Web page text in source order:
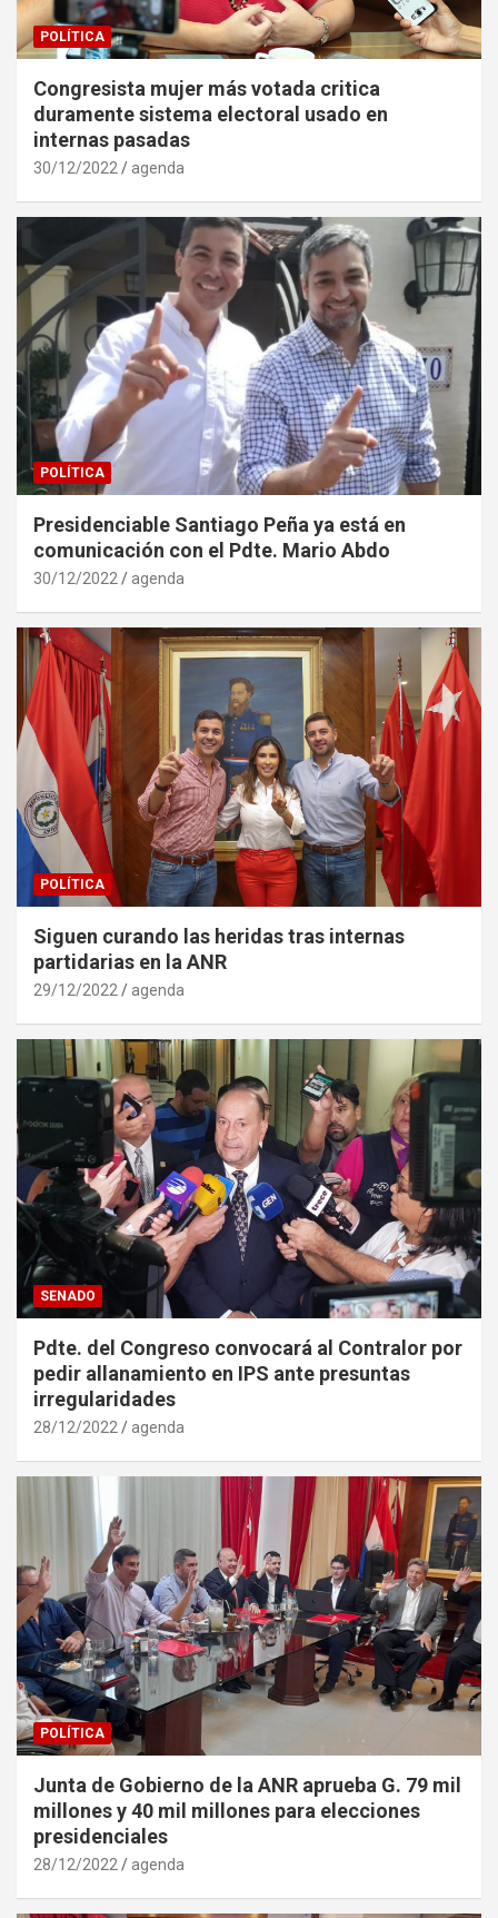
POLÍTICA
Congresista mujer más votada critica
duramente sistema electoral usado en
internas pasadas
30/12/2022 agenda
POLÍTICA
Presidenciable Santiago Peña ya está en
comunicación con el Pdte. Mario Abdo
30/12/2022 agenda
POLÍTICA
Siguen curando las heridas tras internas
partidarias en la ANR
29/12/2022 agenda
SENADO
Pdte. del Congreso convocará al Contralor por
pedir allanamiento en IPS ante presuntas
irregularidades
28/12/2022 agenda
POLÍTICA
Junta de Gobierno de la ANR aprueba G. 79 mil
millones y 40 mil millones para elecciones
presidenciales
28/12/2022 agenda